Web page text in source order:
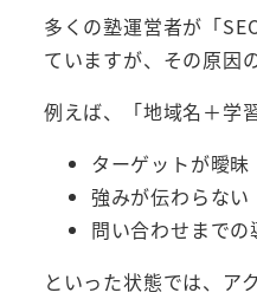
多くの塾運営者が「
ていますが、その原因
例えば、「地域名＋学
ターゲットが曖昧
強みが伝わらない
問い合わせまでの
といった状態では、ア